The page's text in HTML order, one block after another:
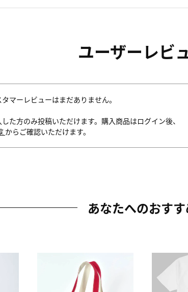
ユーザーレビ
マーレビューはまだありません。
た方のみ投稿いただけます。購入商品はログイン後、
からご確認いただけます。
あなたへのおす